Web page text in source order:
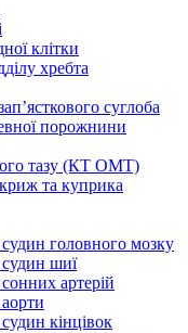
клітки
хребта
суглоба
порожнини
тазу (КТ ОМТ)
та куприка
головного мозку
судин шиї
артерій
кінцівок